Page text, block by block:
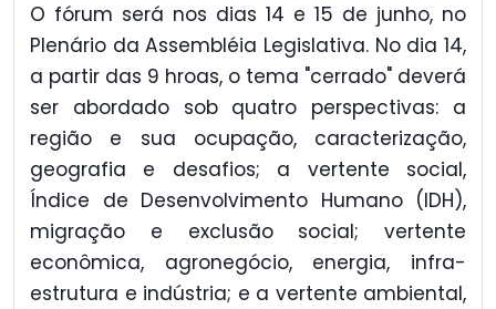
O fórum será nos dias 14 e 15 de junho, no
Plenário da Assembléia Legislativa. No dia 14,
a partir das 9 hroas, o tema "cerrado" deverá
ser abordado sob quatro perspectivas: a
região e sua ocupação, caracterização,
geografia e desafios; a vertente social,
Índice de Desenvolvimento Humano (IDH),
migração e exclusão social; vertente
econômica, agronegócio, energia, infra-
estrutura e indústria; e a vertente ambiental,